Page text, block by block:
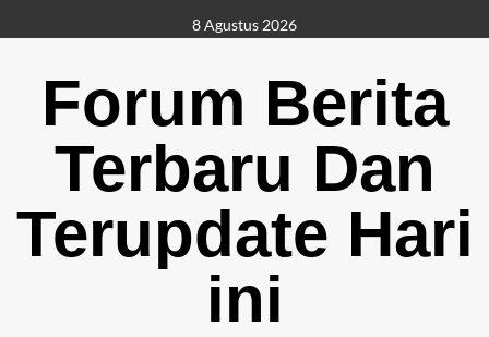
to
8 Agustus 2026
Forum Berita
Terbaru Dan
Terupdate Hari
ini